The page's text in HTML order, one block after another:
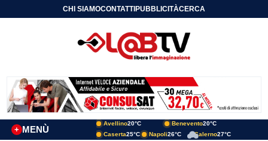
CHI SIAMOCONTATTIPUBBLICITÀCERCA
MENÙ
+
Avellino20°C Benevento20°C
Caserta25°C Napoli26°C Salerno27°C